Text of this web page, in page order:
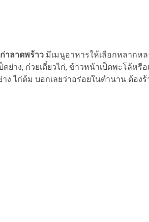
าลาดพร้าว มีเมนูอาหารให้เลือกหลากหล
ดย่าง, ก๋วยเตี๋ยวไก่, ข้าวหน้าเป็ดพะโล้ห
าง ไก่ต้ม บอกเลยว่าอร่อยในตำนาน ต้องร้